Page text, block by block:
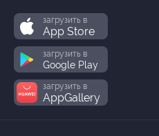
загрузить в
App Store
загрузить в
Google Play
загрузить в
AppGallery